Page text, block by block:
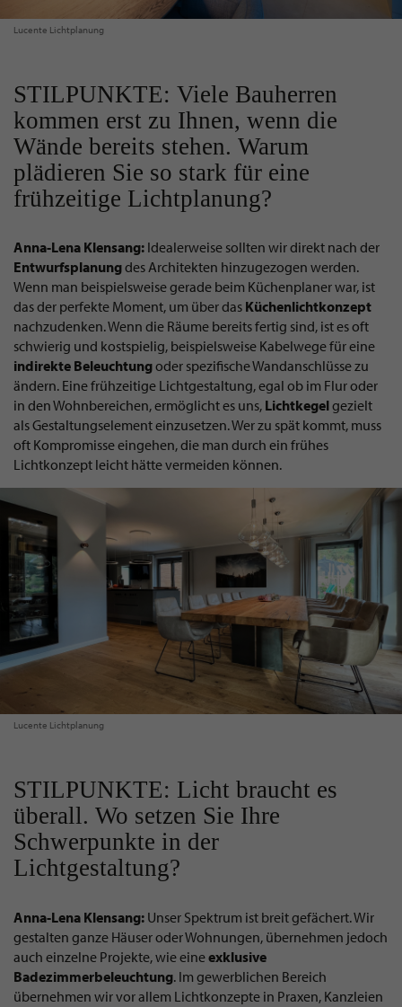
Lucente Lichtplanung
STILPUNKTE: Viele Bauherren
kommen erst zu Ihnen, wenn die
Wände bereits stehen. Warum
plädieren Sie so stark für eine
frühzeitige Lichtplanung?
Anna-Lena Klensang: Idealerweise sollten wir direkt nach der
Entwurfsplanungdes Architekten hinzugezogen werden.
Wenn man beispielsweise gerade beim Küchenplaner war, ist
das der perfekte Moment, um über das Küchenlichtkonzept
nachzudenken. Wenn die Räume bereits fertig sind, ist es oft
schwierig und kostspielig, beispielsweise Kabelwege für eine
indirekte Beleuchtungoder spezifische Wandanschlüsse zu
ändern. Eine frühzeitige Lichtgestaltung, egal ob im Flur oder
in den Wohnbereichen, ermöglicht es uns, Lichtkegelgezielt
als Gestaltungselement einzusetzen. Wer zu spät kommt, muss
oft Kompromisse eingehen, die man durch ein frühes
Lichtkonzept leicht hätte vermeiden können.
Lucente Lichtplanung
STILPUNKTE: Licht braucht es
überall. Wo setzen Sie Ihre
Schwerpunkte in der
Lichtgestaltung?
Anna-Lena Klensang: Unser Spektrum ist breit gefächert. Wir
gestalten ganze Häuser oder Wohnungen, übernehmen jedoch
auch einzelne Projekte, wie eineexklusive
Badezimmerbeleuchtung. Im gewerblichen Bereich
übernehmen wir vor allem Lichtkonzepte in Praxen, Kanzleien